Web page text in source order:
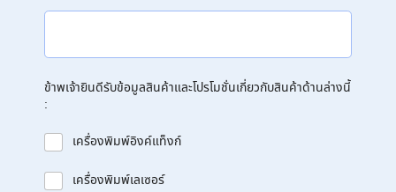
ข้าพเจ้ายินดีรับข้อมูลสินค้าและโปรโมชั่นเกี่ยวกับสินค้าด้านล่างนี้
:
เครื่องพิมพ์อิงค์แท็งก์
เครื่องพิมพ์เลเซอร์